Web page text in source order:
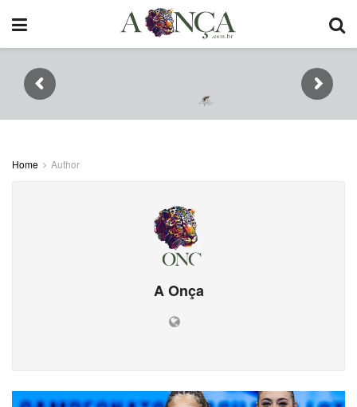
Home Author
A Onça